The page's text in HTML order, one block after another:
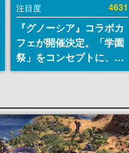
注目度 4631
『グノーシア』コラボカ
フェが開催決定。「学園
祭」をコンセプトに、模
擬店やセツやSQ、ラキオ
ッズが展開